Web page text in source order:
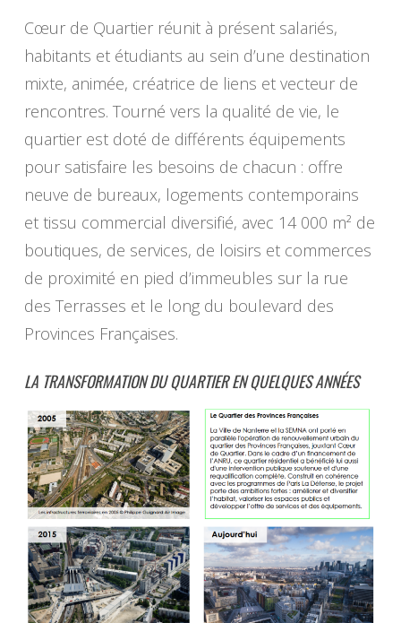
Cœur de Quartier réunit à présent salariés,
habitants et étudiants au sein d’une destination
mixte, animée, créatrice de liens et vecteur de
rencontres. Tourné vers la qualité de vie, le
quartier est doté de différents équipements
pour satisfaire les besoins de chacun : offre
neuve de bureaux, logements contemporains
et tissu commercial diversifié, avec 14 000 m² de
boutiques, de services, de loisirs et commerces
de proximité en pied d’immeubles sur la rue
des Terrasses et le long du boulevard des
Provinces Françaises.
LA TRANSFORMATION DU QUARTIER EN QUELQUES ANNÉES